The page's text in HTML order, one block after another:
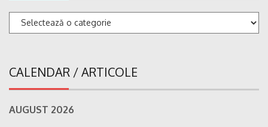
Categorii
CALENDAR / ARTICOLE
AUGUST 2026